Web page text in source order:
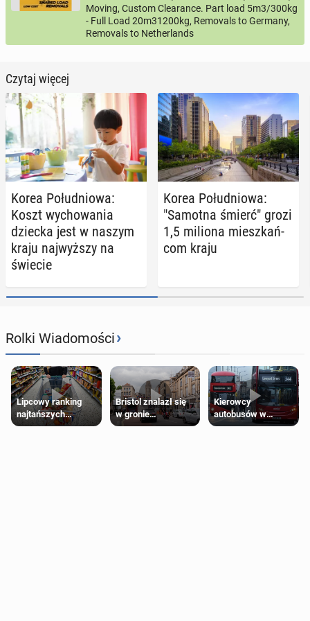
Moving, Custom Clearance. Part load 5m3/300kg
- Full Load 20m31200kg, Removals to Germany,
Removals to Netherlands
Czytaj więcej
Korea Po­łu­dnio­wa:
Koszt wy­cho­wa­nia
dziecka jest w naszym
kraju naj­wyż­szy na
świecie
Korea Po­łu­dnio­wa:
"Samotna śmierć" grozi
1,5 miliona miesz­kań­
com kraju
Rolki Wiadomości›
Lipcowy ranking
najtańszych
supermarketów
Bristol znalazł się
w gronie
najlepszych
Kierowcy
autobusów w
Londynie